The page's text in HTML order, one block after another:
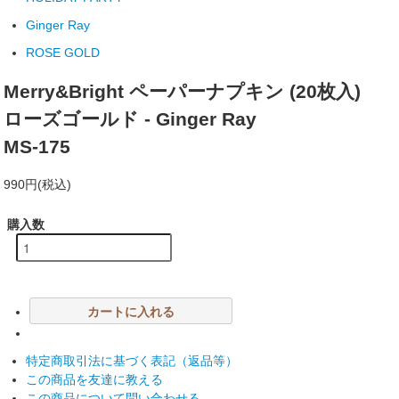
Ginger Ray
ROSE GOLD
Merry&Bright ペーパーナプキン (20枚入)
ローズゴールド - Ginger Ray
MS-175
990円(税込)
購入数
カートに入れる
特定商取引法に基づく表記（返品等）
この商品を友達に教える